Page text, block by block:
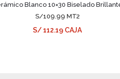
Blanco 10×30 Biselado
S/109.99 MT2
S/ 112.19 CAJA